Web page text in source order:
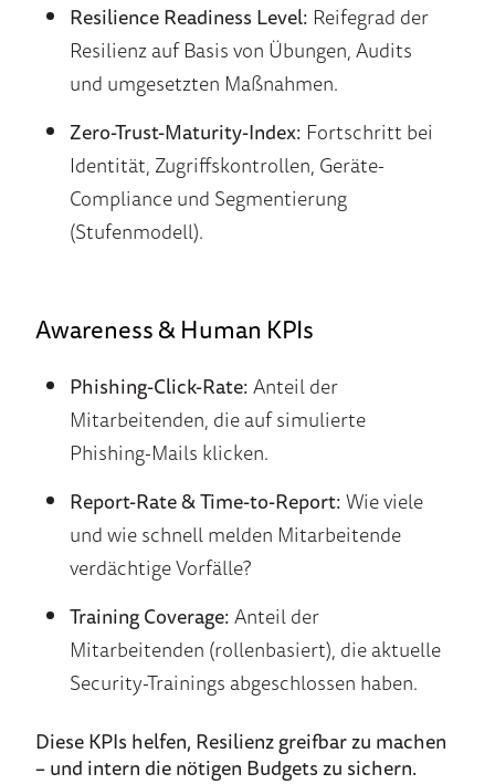
Resilience Readiness Level: Reifegrad der
Resilienz auf Basis von Übungen, Audits
und umgesetzten Maßnahmen.
Zero-Trust-Maturity-Index: Fortschritt bei
Identität, Zugriffskontrollen, Geräte-
Compliance und Segmentierung
(Stufenmodell).
Awareness & Human KPIs
Phishing-Click-Rate:Anteil der
Mitarbeitenden, die auf simulierte
Phishing-Mails klicken.
Report-Rate & Time-to-Report:Wie viele
und wie schnell melden Mitarbeitende
verdächtige Vorfälle?
Training Coverage:Anteil der
Mitarbeitenden (rollenbasiert), die aktuelle
Security-Trainings abgeschlossen haben.
Diese KPIs helfen, Resilienz greifbar zu machen
– und intern die nötigen Budgets zu sichern.